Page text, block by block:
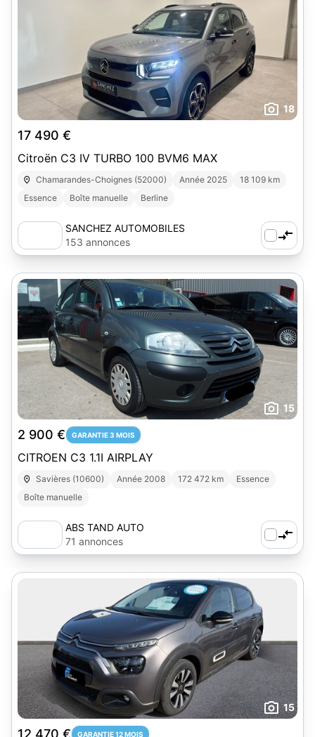
18
17 490 €
Citroën C3 IV TURBO 100 BVM6 MAX
Chamarandes-Choignes (52000) Année 2025
18 109 km
Essence
Boîte manuelle Berline
SANCHEZ AUTOMOBILES
153 annonces
15
2 900 € GARANTIE 3 MOIS
CITROEN C3 1.1I AIRPLAY
Savières (10600) Année 2008 172 472 km
Essence
Boîte manuelle
ABS TAND AUTO
71 annonces
15
12 470 € GARANTIE 12 MOIS